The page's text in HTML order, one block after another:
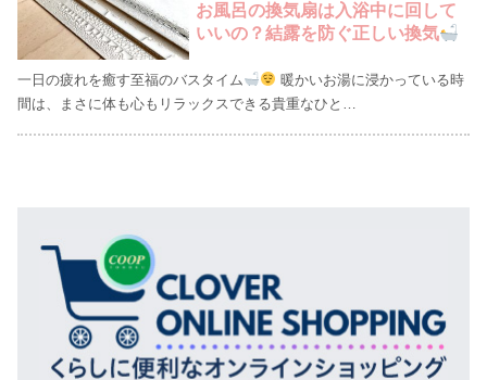
お風呂の換気扇は入浴中に回して
いいの？結露を防ぐ正しい換気
一日の疲れを癒す至福のバスタイム
暖かいお湯に浸かっている時
間は、まさに体も心もリラックスできる貴重なひと…